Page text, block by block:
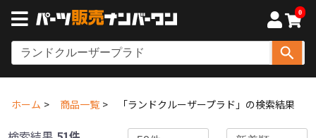
0
ホーム 商品一覧 「ランドクルーザープラド」の検索結果